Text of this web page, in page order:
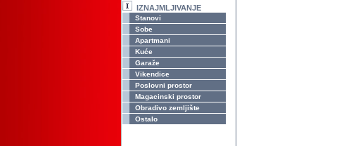
IZNAJMLJIVANJE
Stanovi
Sobe
Apartmani
Kuće
Garaže
Vikendice
Poslovni prostor
Magacinski prostor
Obradivo zemljište
Ostalo